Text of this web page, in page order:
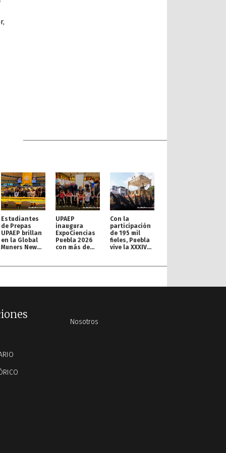
Estudiantes
de Prepas
UPAEP brillan
en la Global
Muners New
UPAEP
inaugura
ExpoCiencias
Puebla 2026
con más de
Con la
participación
de 195 mil
fieles, Puebla
vive la XXXIV
Nosotros